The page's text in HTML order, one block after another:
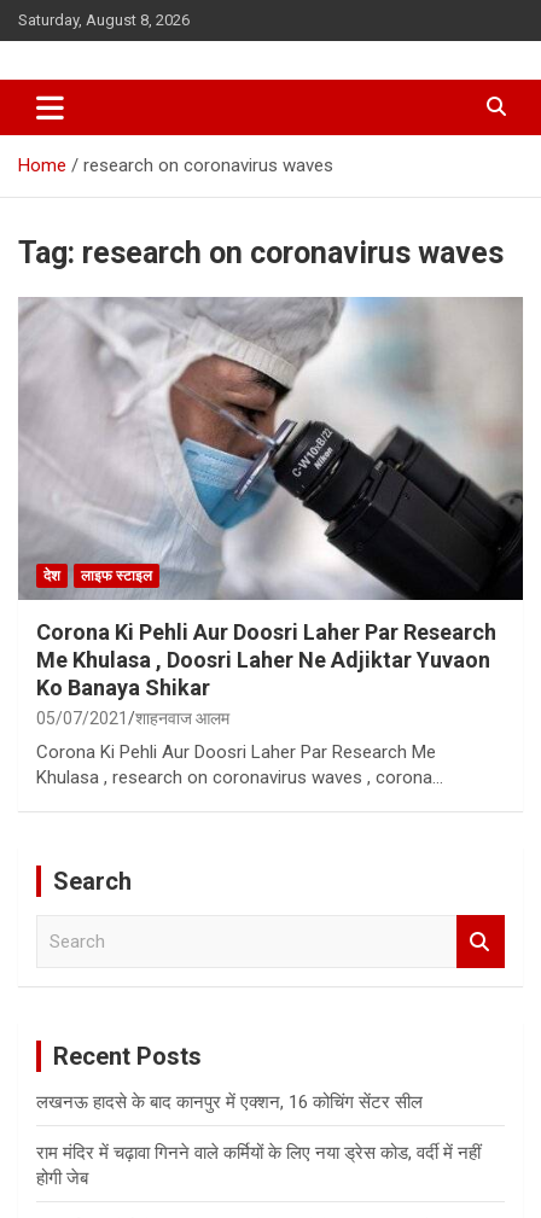
Skip
to
Saturday, August 8, 2026
Home research on coronavirus waves
Tag: research on coronavirus waves
देश लाइफ स्टाइल
Corona Ki Pehli Aur Doosri Laher Par Research
Me Khulasa , Doosri Laher Ne Adjiktar Yuvaon
Ko Banaya Shikar
05/07/2021 शाहनवाज आलम
Corona Ki Pehli Aur Doosri Laher Par Research Me
Khulasa , research on coronavirus waves , corona…
Search
Recent Posts
लखनऊ हादसे के बाद कानपुर में एक्शन, 16 कोचिंग सेंटर सील
राम मंदिर में चढ़ावा गिनने वाले कर्मियों के लिए नया ड्रेस कोड, वर्दी में नहीं
होगी जेब